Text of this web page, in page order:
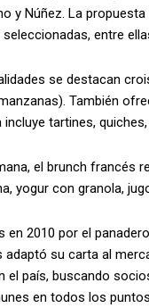
y Núñez. La
entre
se destacan
También
tartines,
el brunch francés
yogur con granola,
en 2010 por el
su carta al
el país, buscando
en todos los